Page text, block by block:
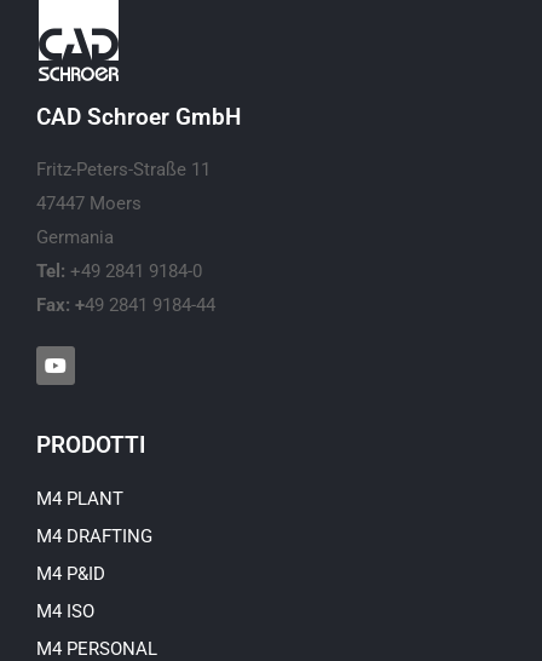
CAD Schroer GmbH
Fritz-Peters-Straße 11
47447 Moers
Germania
Tel: +49 2841 9184-0
Fax: +49 2841 9184-44
Y
o
u
u
b
PRODOTTI
M4 PLANT
M4 DRAFTING
M4 P&ID
M4 ISO
M4 PERSONAL